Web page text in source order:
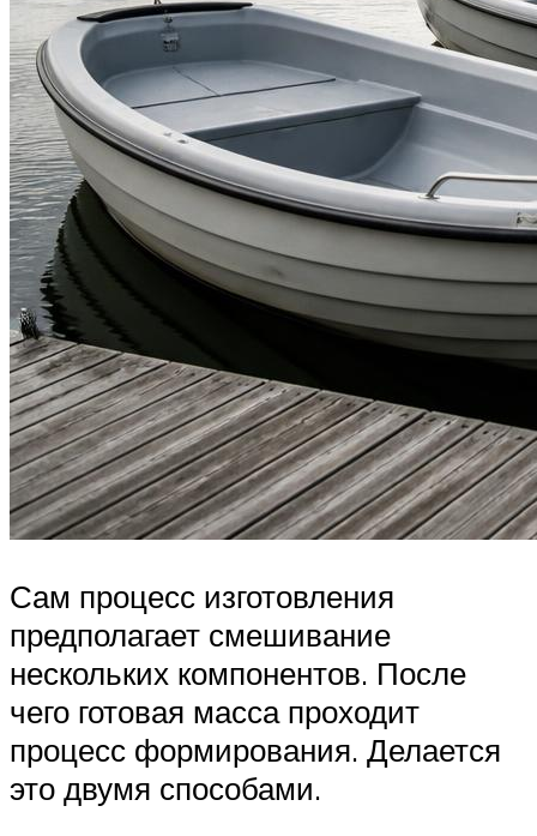
Сам процесс изготовления
предполагает смешивание
нескольких компонентов. После
чего готовая масса проходит
процесс формирования. Делается
это двумя способами.